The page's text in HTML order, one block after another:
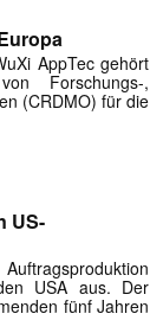
AppTec gehört
Forschungs-,
(CRDMO) für die
US-
USA aus. Der
fünf Jahren